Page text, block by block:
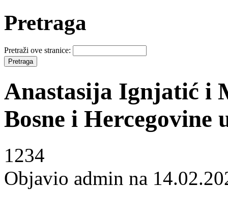
Pretraga
Pretraži ove stranice:
Anastasija Ignjatić i
Bosne i
1234
Objavio admin na